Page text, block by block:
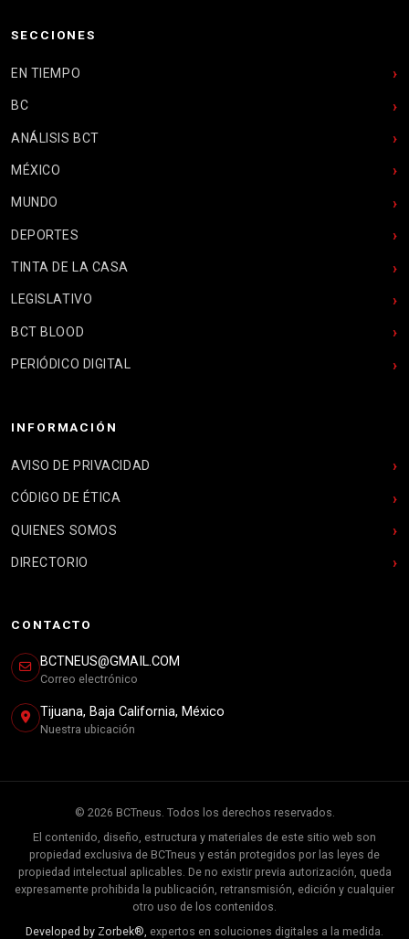
SECCIONES
EN TIEMPO
BC
ANÁLISIS BCT
MÉXICO
MUNDO
DEPORTES
TINTA DE LA CASA
LEGISLATIVO
BCT BLOOD
PERIÓDICO DIGITAL
INFORMACIÓN
AVISO DE PRIVACIDAD
CÓDIGO DE ÉTICA
QUIENES SOMOS
DIRECTORIO
CONTACTO
BCTNEUS@GMAIL.COM
Correo electrónico
Tijuana, Baja California, México
Nuestra ubicación
© 2026 BCTneus. Todos los derechos reservados.
El contenido, diseño, estructura y materiales de este sitio web son
propiedad exclusiva de BCTneus y están protegidos por las leyes de
propiedad intelectual aplicables. De no existir previa autorización, queda
expresamente prohibida la publicación, retransmisión, edición y cualquier
otro uso de los contenidos.
Developed by Zorbek®, expertos en soluciones digitales a la medida.